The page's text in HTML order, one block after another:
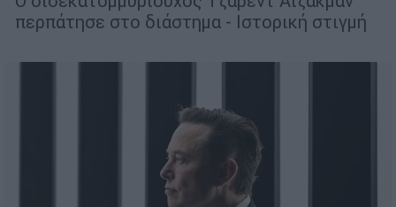
περπάτησε στο διάστημα - Ιστορική στιγμή